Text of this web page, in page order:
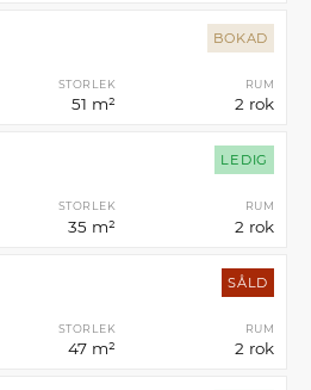
STORLEK
51 m²
RUM
2 rok
BOKAD
STORLEK
35 m²
RUM
2 rok
LEDIG
STORLEK
47 m²
RUM
2 rok
SÅLD